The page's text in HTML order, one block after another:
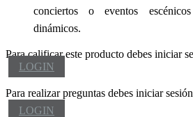
conciertos o eventos
dinámicos.
Para calificar este producto debes iniciar
LOGIN
Para realizar preguntas debes iniciar
LOGIN